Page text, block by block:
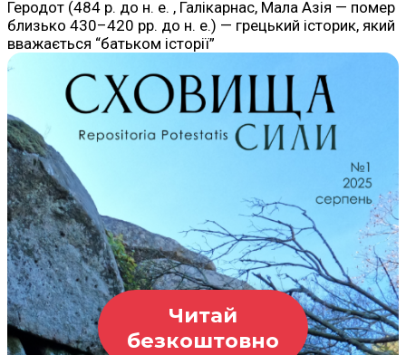
Геродот (484 р. до н. е. , Галікарнас, Мала Азія — помер
близько 430–420 рр. до н. е.) — грецький історик, який
вважається “батьком історії”
Читай
безкоштовно